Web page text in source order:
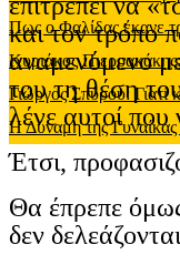
Πως ο Φαλίδας έκανε
Κυριάκος
Γιώργος Σπύρου: Γιατί
Η Δύναμη της
επιτρέπει να
και τον τρόπο
αναμενόμενο
του τη θέση
λένε αυτοί που
Έτσι,
Θα έπρεπε
δεν